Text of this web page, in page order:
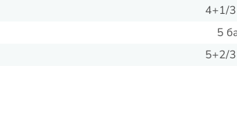
4+1/
5
5+2/